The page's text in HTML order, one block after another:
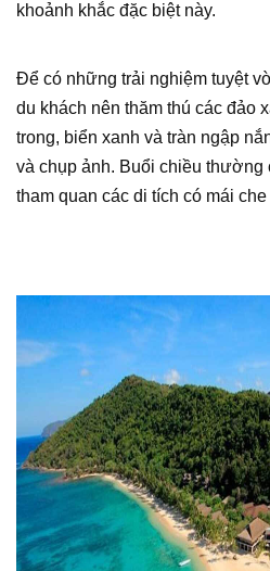
khoảnh khắc đặc biệt này.
Để có những trải nghiệm tuyệt
du khách nên thăm thú các đảo
trong, biển xanh và tràn ngập
và chụp ảnh. Buổi chiều thường
tham quan các di tích có mái